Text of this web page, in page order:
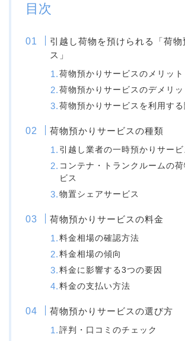
目次
引越し荷物を預けられる「荷
ス」
荷物預かりサービスのメリット
荷物預かりサービスのデメリッ
荷物預かりサービスを利用す
荷物預かりサービスの種類
引越し業者の一時預かりサービ
コンテナ・トランクルームの
ビス
物置シェアサービス
荷物預かりサービスの料金
料金相場の確認方法
料金相場の傾向
料金に影響する3つの要因
料金の支払い方法
荷物預かりサービスの選び方
評判・口コミのチェック